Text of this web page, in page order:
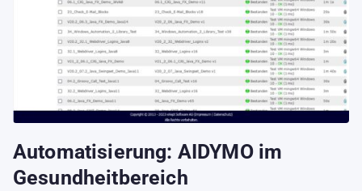
Automatisierung: AIDYMO im
Gesundheitbereich